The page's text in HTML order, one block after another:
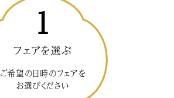
1
フェアを選ぶ
ご希望の日時のフェアを
お選びください